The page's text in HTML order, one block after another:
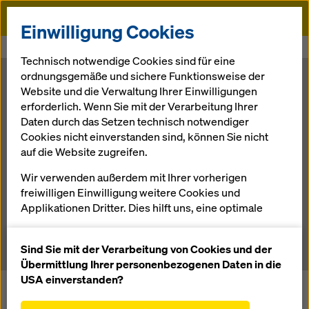
Doka
Newsroom
Premiere im
Baltikum
02.07.2014 |Presse
Einwilligung Cookies
Technisch notwendige Cookies sind für eine
ordnungsgemäße und sichere Funktionsweise der
Website und die Verwaltung Ihrer Einwilligungen
erforderlich. Wenn Sie mit der Verarbeitung Ihrer
Daten durch das Setzen technisch notwendiger
Cookies nicht einverstanden sind, können Sie nicht
auf die Website zugreifen.
Wir verwenden außerdem mit Ihrer vorherigen
freiwilligen Einwilligung weitere Cookies und
Applikationen Dritter. Dies hilft uns, eine optimale
die Funktionalität unserer Website ständig zu
verbessern (Funktionale und Statistik Cookies),
Sind Sie mit der Verarbeitung von Cookies und der
Übermittlung Ihrer personenbezogenen Daten in die
USA einverstanden?